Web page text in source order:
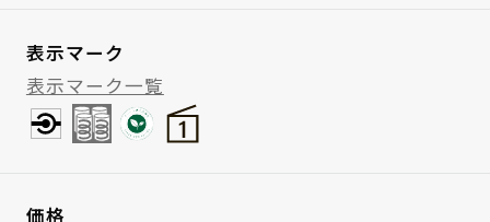
表示マーク
表示マーク一覧
価格